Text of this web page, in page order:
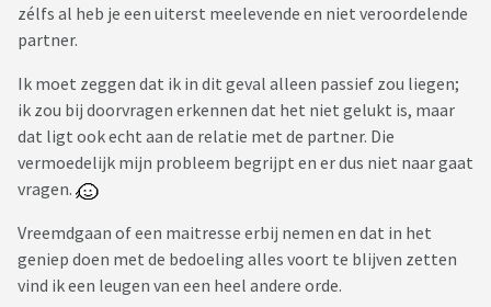
zélfs al heb je een uiterst meelevende en niet veroordelende
partner.
Ik moet zeggen dat ik in dit geval alleen passief zou liegen;
ik zou bij doorvragen erkennen dat het niet gelukt is, maar
dat ligt ook echt aan de relatie met de partner. Die
vermoedelijk mijn probleem begrijpt en er dus niet naar gaat
vragen.
Vreemdgaan of een maitresse erbij nemen en dat in het
geniep doen met de bedoeling alles voort te blijven zetten
vind ik een leugen van een heel andere orde.